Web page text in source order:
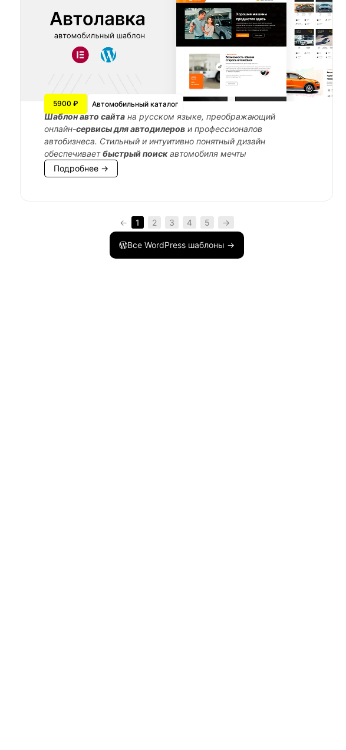
5900 ₽ Автомобильный каталог
Шаблон авто сайта на русском языке, преображающий
онлайн-сервисы для автодилеров и профессионалов
автобизнеса. Стильный и интуитивно понятный дизайн
обеспечиваетбыстрый поискавтомобиля мечты
Подробнее →
← 1 2 3 4 5 →
Все WordPress шаблоны →